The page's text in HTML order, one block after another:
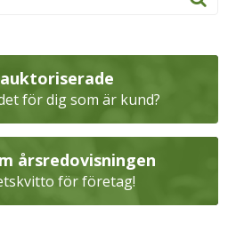
för dig som är kund?
årsredovisningen
för företag!